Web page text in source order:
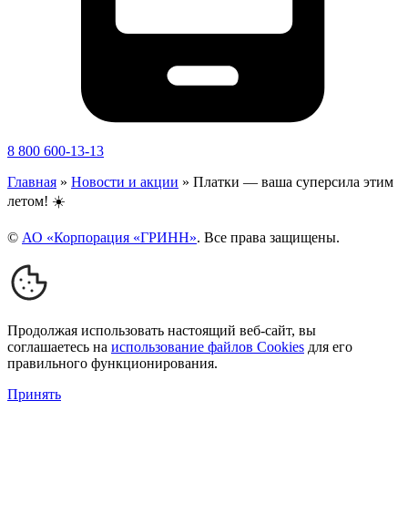
8 800 600-13-13
Главная » Новости и акции » Платки — ваша суперсила этим
летом! ☀️
© АО «Корпорация «ГРИНН». Все права защищены.
Продолжая использовать настоящий веб-сайт, вы
соглашаетесь на использование файлов Cookies для его
правильного функционирования.
Принять